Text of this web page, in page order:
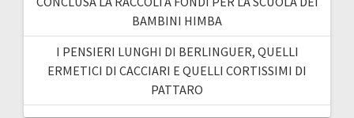
BAMBINI HIMBA
I PENSIERI LUNGHI DI BERLINGUER, QUELLI
ERMETICI DI CACCIARI E QUELLI CORTISSIMI DI
PATTARO